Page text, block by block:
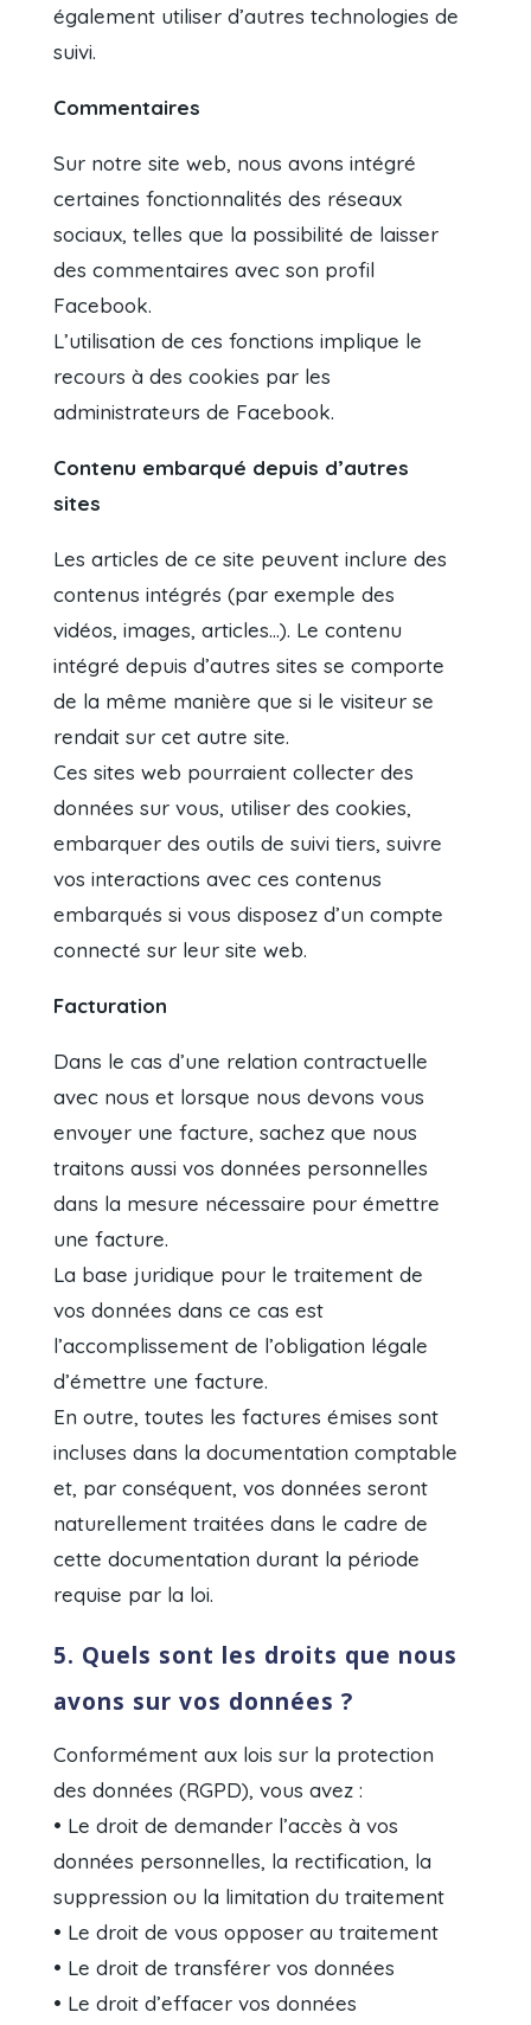
également utiliser d’autres technologies de
suivi.
Commentaires
Sur notre site web, nous avons intégré
certaines fonctionnalités des réseaux
sociaux, telles que la possibilité de laisser
des commentaires avec son profil
Facebook.
L’utilisation de ces fonctions implique le
recours à des cookies par les
administrateurs de Facebook.
Contenu embarqué depuis d’autres
sites
Les articles de ce site peuvent inclure des
contenus intégrés (par exemple des
vidéos, images, articles…). Le contenu
intégré depuis d’autres sites se comporte
de la même manière que si le visiteur se
rendait sur cet autre site.
Ces sites web pourraient collecter des
données sur vous, utiliser des cookies,
embarquer des outils de suivi tiers, suivre
vos interactions avec ces contenus
embarqués si vous disposez d’un compte
connecté sur leur site web.
Facturation
Dans le cas d’une relation contractuelle
avec nous et lorsque nous devons vous
envoyer une facture, sachez que nous
traitons aussi vos données personnelles
dans la mesure nécessaire pour émettre
une facture.
La base juridique pour le traitement de
vos données dans ce cas est
l’accomplissement de l’obligation légale
d’émettre une facture.
En outre, toutes les factures émises sont
incluses dans la documentation comptable
et, par conséquent, vos données seront
naturellement traitées dans le cadre de
cette documentation durant la période
requise par la loi.
5. Quels sont les droits que nous
avons sur vos données ?
Conformément aux lois sur la protection
des données (RGPD), vous avez :
• Le droit de demander l’accès à vos
données personnelles, la rectification, la
suppression ou la limitation du traitement
• Le droit de vous opposer au traitement
• Le droit de transférer vos données
• Le droit d’effacer vos données